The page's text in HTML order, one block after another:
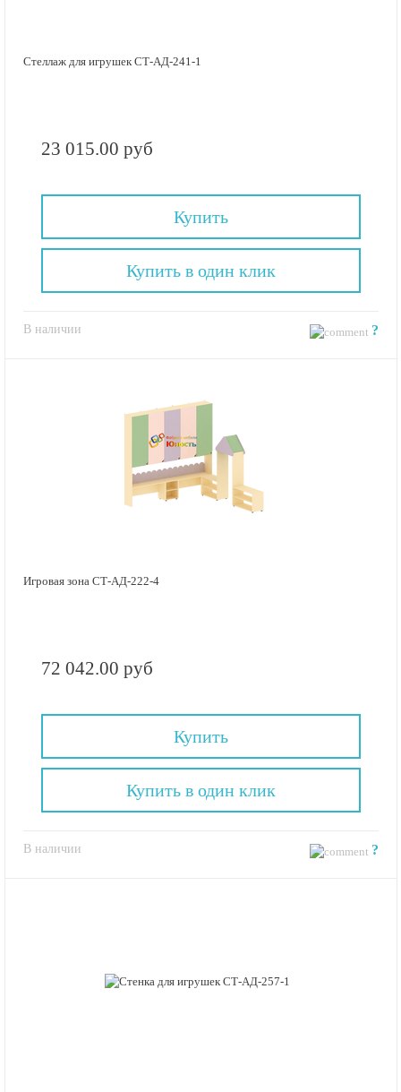
Стеллаж для игрушек СТ-АД-241-1
23 015.00 руб
Купить
В наличии ?
Купить в один клик
Игровая зона СТ-АД-222-4
72 042.00 руб
Купить
В наличии ?
Купить в один клик